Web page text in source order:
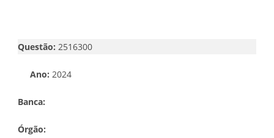
Questão: 2516300
Ano: 2024
Banca:
Órgão: